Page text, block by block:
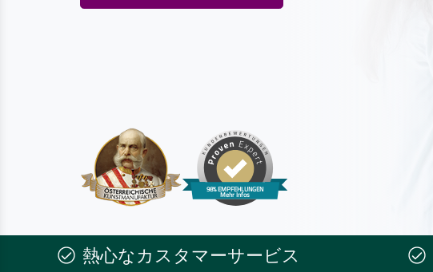
熱心なカスタマーサービス